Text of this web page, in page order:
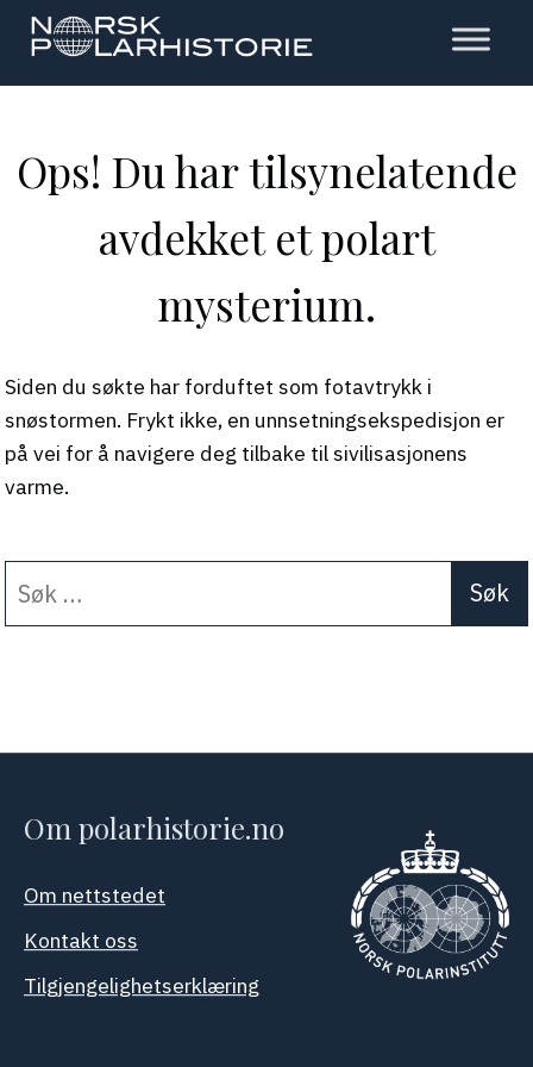
Hopp
hovedinnholdet
Polarhistorie
Ops! Du har tilsynelatende
avdekket et polart
mysterium.
Siden du søkte har forduftet som fotavtrykk i
snøstormen. Frykt ikke, en unnsetningsekspedisjon er
på vei for å navigere deg tilbake til sivilisasjonens
varme.
etter:
When autocomplete
Om polarhistorie.no
Om nettstedet
Kontakt oss
Tilgjengelighetserklæring